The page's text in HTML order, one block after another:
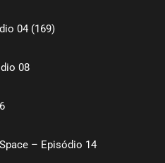
04 (169)
08
– Episódio 14